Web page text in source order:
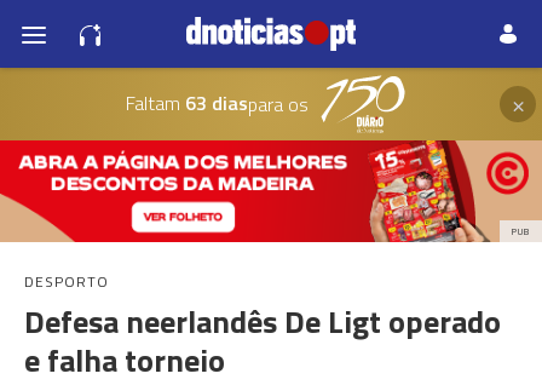
Faltam 63 diaspara os ×
PUB
DESPORTO
Defesa neerlandês De Ligt operado
e falha torneio